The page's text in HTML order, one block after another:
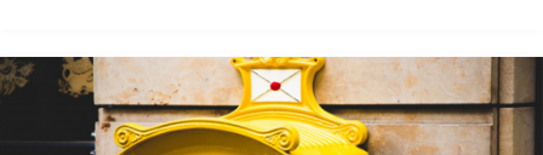
gerade
arbeiten